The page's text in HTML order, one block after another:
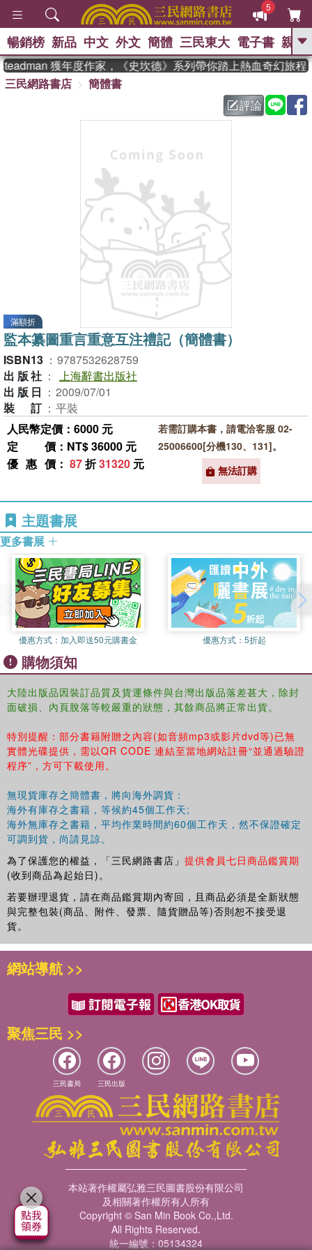
5
GO
父親節 、 如果歷
暑期推薦 、 國際布克
偉大的迷走神經
暢銷榜 新品 中文 外文 簡體 三民東大 電子書 親子
獲年度作家，《史坎德》系列帶你踏上熱血奇幻旅程
三民網路書店
簡體書
評論
滿額折
監本纂圖重言重意互注禮記（簡體書）
ISBN13 ： 9787532628759
出版社 ： 上海辭書出版社
出版日 ： 2009/07/01
裝訂 ： 平裝
人民幣定價：6000 元
定價 ：NT$ 36000 元
優惠價 ： 87折31320 元
若需訂購本書，請電洽客服 02-
25006600[分機130、131]。
無法訂購
主題書展
更多書展
優惠方式： 加入即送50元購書金 優惠方式： 5折起
購物須知
大陸出版品因裝訂品質及貨運條件與台灣出版品落差甚大，除封
面破損、內頁脫落等較嚴重的狀態，其餘商品將正常出貨。
特別提醒：部分書籍附贈之內容(如音頻mp3或影片dvd等)已無
實體光碟提供，需以QR CODE 連結至當地網站註冊“並通過驗證
程序”，方可下載使用。
無現貨庫存之簡體書，將向海外調貨：
海外有庫存之書籍，等候約45個工作天;
海外無庫存之書籍，平均作業時間約60個工作天，然不保證確定
可調到貨，尚請見諒。
為了保護您的權益，「三民網路書店」 提供會員七日商品鑑賞期
(收到商品為起始日)。
若要辦理退貨，請在商品鑑賞期內寄回，且商品必須是全新狀態
與完整包裝(商品、附件、發票、隨貨贈品等)否則恕不接受退
貨。
網站導航 >>
聚焦三民 >>
三民書局 三民出版
本站著作權屬弘雅三民圖書股份有限公司
及相關著作權所有人所有
Copyright © San Min Book Co.,Ltd.
All Rights Reserved.
統一編號：05134324